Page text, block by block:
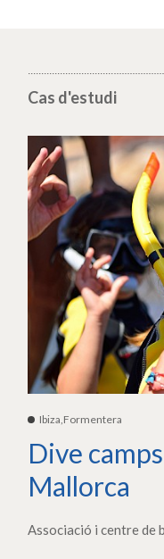
Cas d'estudi
Ibiza,Formentera
Dive
Mallorca
Associació i centre de